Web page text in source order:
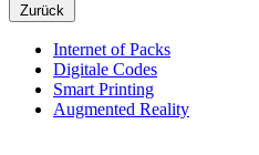
Zurück
Internet of Packs
Digitale Codes
Smart Printing
Augmented Reality